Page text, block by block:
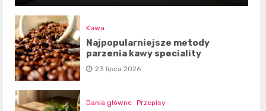
Kawa
Najpopularniejsze metody
parzenia kawy speciality
23 lipca 2026
Dania główne Przepisy